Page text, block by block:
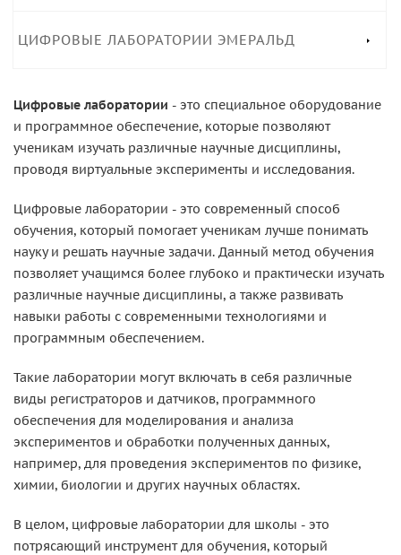
ЦИФРОВЫЕ ЛАБОРАТОРИИ ЭМЕРАЛЬД
Цифровые лаборатории - это специальное оборудование
и программное обеспечение, которые позволяют
ученикам изучать различные научные дисциплины,
проводя виртуальные эксперименты и исследования.
Цифровые лаборатории - это современный способ
обучения, который помогает ученикам лучше понимать
науку и решать научные задачи. Данный метод обучения
позволяет учащимся более глубоко и практически изучать
различные научные дисциплины, а также развивать
навыки работы с современными технологиями и
программным обеспечением.
Такие лаборатории могут включать в себя различные
виды регистраторов и датчиков, программного
обеспечения для моделирования и анализа
экспериментов и обработки полученных данных,
например, для проведения экспериментов по физике,
химии, биологии и других научных областях.
В целом, цифровые лаборатории для школы - это
потрясающий инструмент для обучения, который